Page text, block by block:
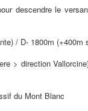
descendre le
/ D- 1800m (+400m
> direction
du Mont Blanc